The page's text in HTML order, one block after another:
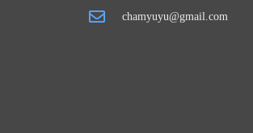
chamyuyu@gmail.com